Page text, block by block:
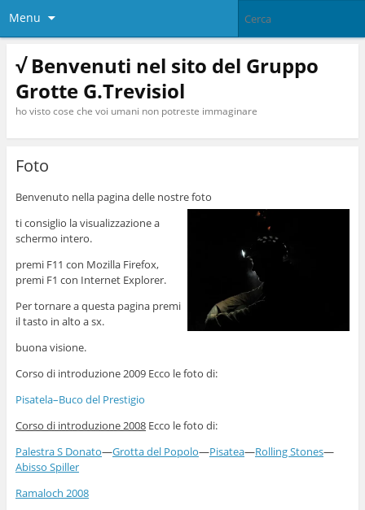
Menu
√ Benvenuti nel sito del Gruppo
Grotte G.Trevisiol
ho visto cose che voi umani non potreste immaginare
Foto
Benvenuto nella pagina delle nostre foto
ti consiglio la visualizzazione a
schermo intero.
premi F11 con Mozilla Firefox,
premi F1 con Internet Explorer.
Per tornare a questa pagina premi
il tasto in alto a sx.
buona visione.
Corso di introduzione 2009 Ecco le foto di:
Pisatela–Buco del Prestigio
Corso di introduzione 2008Ecco le foto di:
Palestra S Donato—Grotta del Popolo—Pisatea—Rolling Stones—
Abisso Spiller
Ramaloch 2008